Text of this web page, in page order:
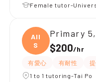
Female tutor-
All
S
Primary
$200/hr
有愛心 有耐性
1 to 1 tutoring-Tai Po